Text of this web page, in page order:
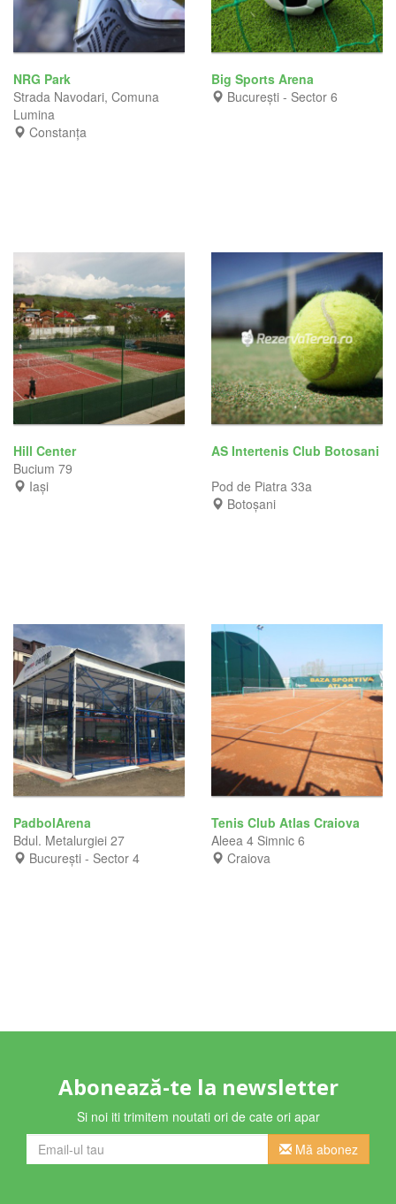
NRG Park
Strada Navodari, Comuna
Lumina
Constanța
Big Sports Arena
București - Sector 6
Hill Center
Bucium 79
Iași
AS Intertenis Club Botosani
Pod de Piatra 33a
Botoșani
PadbolArena
Bdul. Metalurgiei 27
București - Sector 4
Tenis Club Atlas Craiova
Aleea 4 Simnic 6
Craiova
Abonează-te la newsletter
Si noi iti trimitem noutati ori de cate ori apar
Mă abonez